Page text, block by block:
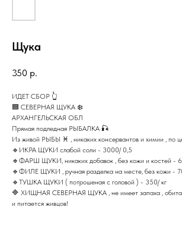
Щука
350 р.
ИДЕТ СБОР 👆
🟦 СЕВЕРНАЯ ЩУКА ❄️
АРХАНГЕЛЬСКАЯ ОБЛ
Прямая подледная РЫБАЛКА 🎣
Из живой РЫБЫ ♓️ , никаких консервантов и химии , по
🔹ИКРА ЩУКИ слабой соли - 3000/ 0,5
🔹ФАРШ ЩУКИ, никаких добавок , без кожи и костей -
🔹ФИЛЕ ЩУКИ , ручная разделка на месте, без кожи -
🔹ТУШКА ЩУКИ ( потрошеная с головой ) - 350/ кг
🔷 ХИЩНАЯ СЕВЕРНАЯ ЩУКА , не имеет запаха ,
и питается живцов!